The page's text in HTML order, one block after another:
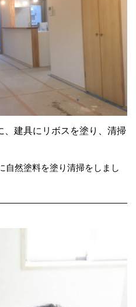
、建具にリボスを塗り、清掃
自然塗料を塗り清掃をしまし